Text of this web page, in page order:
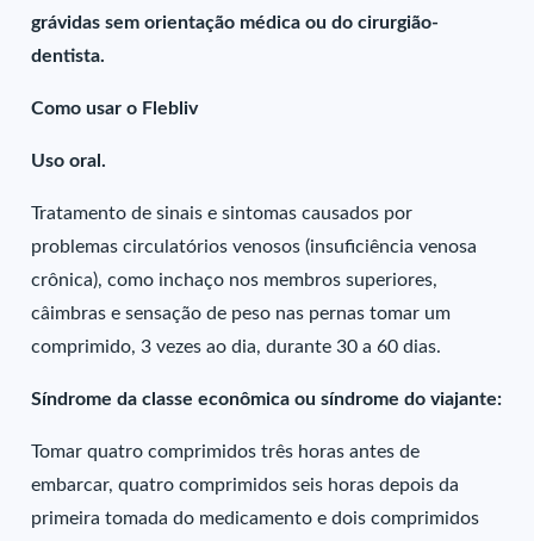
grávidas sem orientação médica ou do cirurgião-
dentista.
Como usar o Flebliv
Uso oral.
Tratamento de sinais e sintomas causados por
problemas circulatórios venosos (insuficiência venosa
crônica), como inchaço nos membros superiores,
câimbras e sensação de peso nas pernas tomar um
comprimido, 3 vezes ao dia, durante 30 a 60 dias.
Síndrome da classe econômica ou síndrome do viajante:
Tomar quatro comprimidos três horas antes de
embarcar, quatro comprimidos seis horas depois da
primeira tomada do medicamento e dois comprimidos